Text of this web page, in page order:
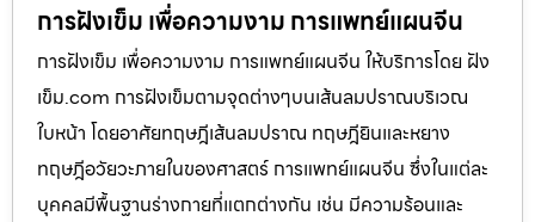
การฝังเข็ม เพื่อความงาม การแพทย์แผนจีน
การฝังเข็ม เพื่อความงาม การแพทย์แผนจีน ให้บริการโดย ฝัง
เข็ม.com การฝังเข็มตามจุดต่างๆบนเส้นลมปราณบริเวณ
ใบหน้า โดยอาศัยทฤษฎีเส้นลมปราณ ทฤษฎียินและหยาง
ทฤษฎีอวัยวะภายในของศาสตร์ การแพทย์แผนจีน ซึ่งในแต่ละ
บุคคลมีพื้นฐานร่างกายที่แตกต่างกัน เช่น มีความร้อนและ